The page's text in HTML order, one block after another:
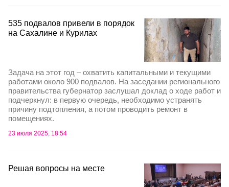
535 подвалов привели в порядок
на Сахалине и Курилах
Задача на этот год – охватить капитальными и текущими
работами около 900 подвалов. На заседании регионального
правительства губернатор заслушал доклад о ходе работ и
подчеркнул: в первую очередь, необходимо устранять
причину подтопления, а потом проводить ремонт в
помещениях.
23 июля 2025, 18:54
Решая вопросы на месте